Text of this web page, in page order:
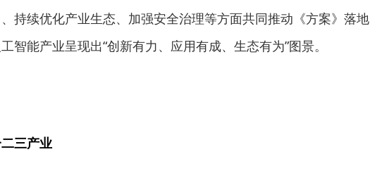
持续优化产业生态、加强安全治理等方面共同推动《方案》落地
智能产业呈现出“创新有力、应用有成、生态有为”图景。
三产业